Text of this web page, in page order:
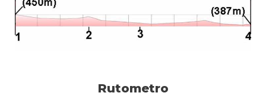
Rutometro